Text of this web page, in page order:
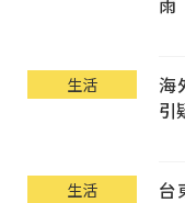
生活
海
引
生活
台